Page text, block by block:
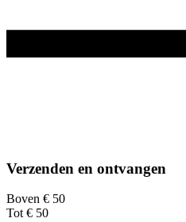
Verzenden en ontvangen
Boven € 50
Tot € 50